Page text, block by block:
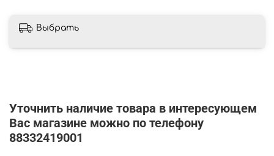
Выбрать
Уточнить наличие товара в интересующем
Вас магазине можно по телефону
88332419001